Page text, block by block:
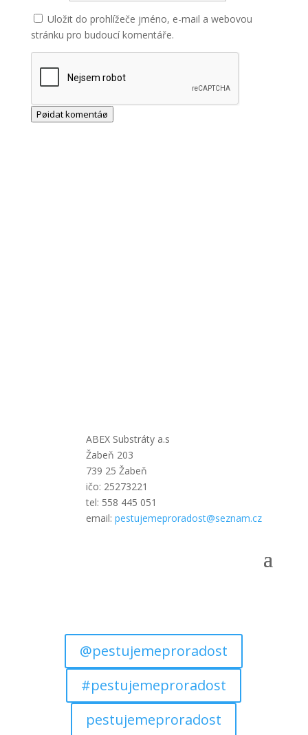
Uložit do prohlížeče jméno, e-mail a webovou
stránku pro budoucí komentáře.
Pøidat komentáø
ABEX Substráty a.s
Žabeň 203
739 25 Žabeň
ičo: 25273221
tel: 558 445 051
email: pestujemeproradost@seznam.cz
@pestujemeproradost
#pestujemeproradost
pestujemeproradost